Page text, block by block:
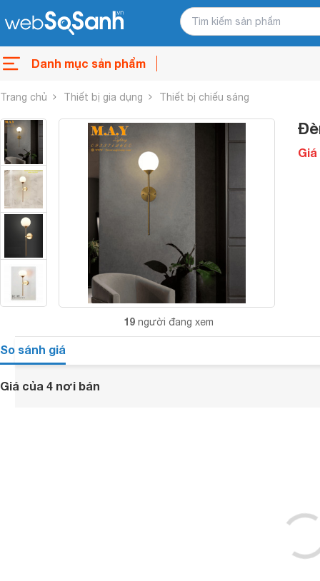
Danh mục sản phẩm
Trang chủ Thiết bị gia dụng Thiết bị chiếu sáng
19 người đang xem
So sánh giá
Giá của 4 nơi bán